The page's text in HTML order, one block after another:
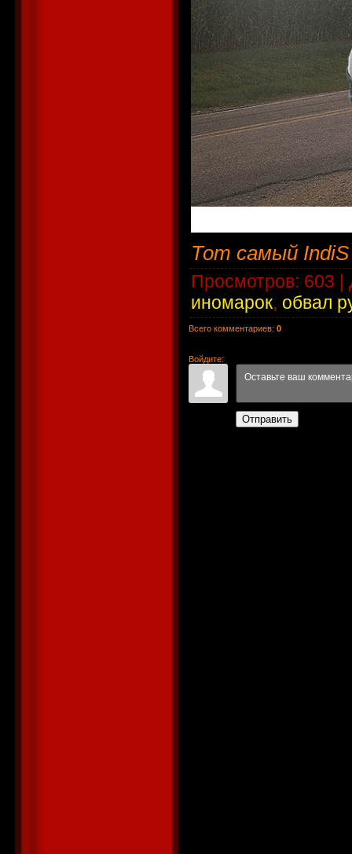
Тот самый IndiS
Просмотров: 603 |
иномарок, обвал
Всего комментариев: 0
Войдите:
Отправить